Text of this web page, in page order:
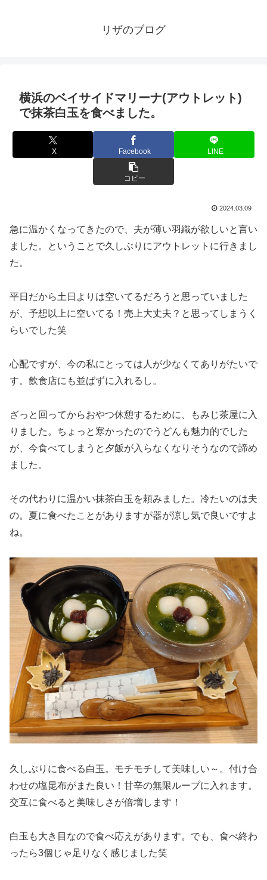
リザのブログ
横浜のベイサイドマリーナ(アウトレット)
で抹茶白玉を食べました。
X Facebook LINE
コピー
2024.03.09
急に温かくなってきたので、夫が薄い羽織が欲しいと言い
ました。ということで久しぶりにアウトレットに行きまし
た。
平日だから土日よりは空いてるだろうと思っていました
が、予想以上に空いてる！売上大丈夫？と思ってしまうく
らいでした笑
心配ですが、今の私にとっては人が少なくてありがたいで
す。飲食店にも並ばずに入れるし。
ざっと回ってからおやつ休憩するために、もみじ茶屋に入
りました。ちょっと寒かったのでうどんも魅力的でした
が、今食べてしまうと夕飯が入らなくなりそうなので諦め
ました。
その代わりに温かい抹茶白玉を頼みました。冷たいのは夫
の。夏に食べたことがありますが器が涼し気で良いですよ
ね。
久しぶりに食べる白玉。モチモチして美味しい～。付け合
わせの塩昆布がまた良い！甘辛の無限ループに入れます。
交互に食べると美味しさが倍増します！
白玉も大き目なので食べ応えがあります。でも、食べ終わ
ったら3個じゃ足りなく感じました笑